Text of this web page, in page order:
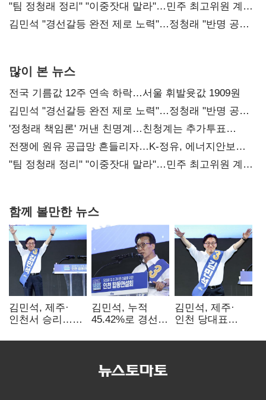
"팀 정청래 정리" "이중잣대 말라"…민주 최고위원 계파
다툼 격화
김민석 "경선갈등 완전 제로 노력"…정청래 "반명 공세
많이 본 뉴스
전국 기름값 12주 연속 하락…서울 휘발윳값 1909원
김민석 "경선갈등 완전 제로 노력"…정청래 "반명 공세
사과부터"
'정청래 책임론' 꺼낸 친명계…친청계는 추가투표
때리기
전쟁에 원유 공급망 흔들리자…K-정유, 에너지안보
핵심으로 재부상
"팀 정청래 정리" "이중잣대 말라"…민주 최고위원 계파
함께 볼만한 뉴스
김민석, 제주·
인천서 승리…
탈환'(종합)
김민석, 누적
45.42%로 경선
격차
김민석, 제주·
인천 당대표